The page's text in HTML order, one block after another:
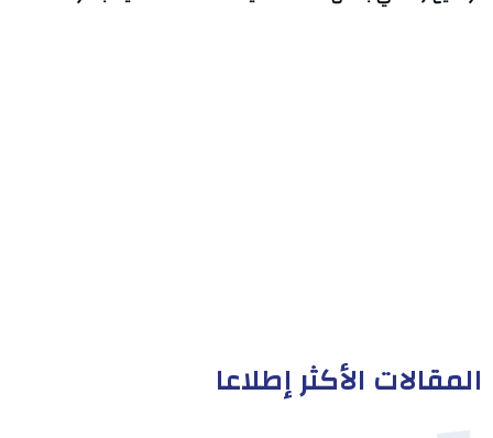
المقالات الأكثر إطلاعا